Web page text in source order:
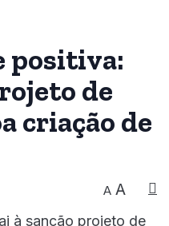
positiva:
de
criação de
A A